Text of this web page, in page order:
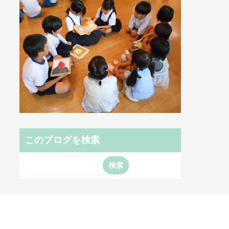
このブログを検索